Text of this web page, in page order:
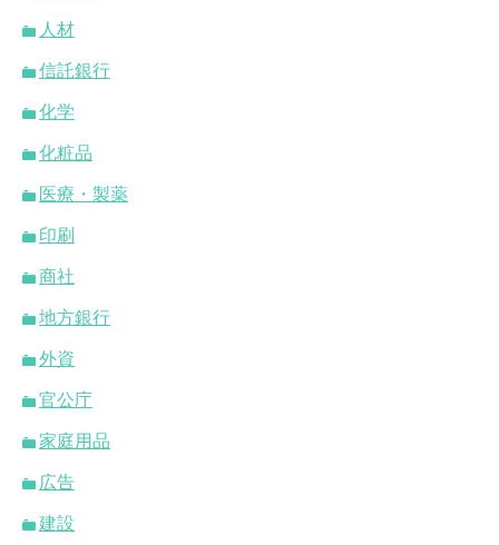
人材
信託銀行
化学
化粧品
医療・製薬
印刷
商社
地方銀行
外資
官公庁
家庭用品
広告
建設